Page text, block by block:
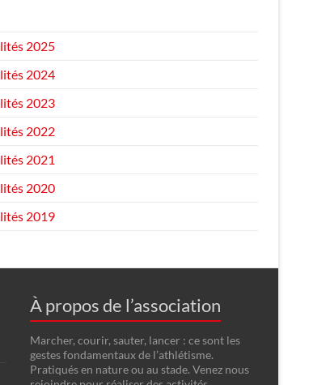
2025
2024
2023
2022
2021
2020
2019
À propos de l’association
Marcher, courir, sauter, lancer : ce sont les
gestes fondamentaux de l’athlétisme.
Pratiqués en nature ou au stade. Venez nous